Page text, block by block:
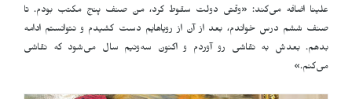
علینا اضافه می‌کند: «وقتی دولت سقوط کرد، من صنف پنج مکتب بودم. تا
صنف ششم درس خواندم، بعد از آن از رویاهایم دست کشیدم و نتوانستم ادامه
بدهم. بعدش به نقاشی رو آوردم و اکنون سه‌ونیم سال می‌شود که نقاشی
می‌کنم.»